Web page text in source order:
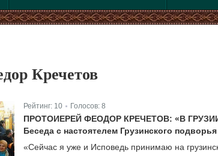
Кречетов
Рейтинг: 10 Голосов: 8
ПРОТОИЕРЕЙ ФЕОДОР КРЕЧЕТОВ: «В
Беседа с настоятелем Грузинского
«Сейчас я уже и Исповедь принимаю на